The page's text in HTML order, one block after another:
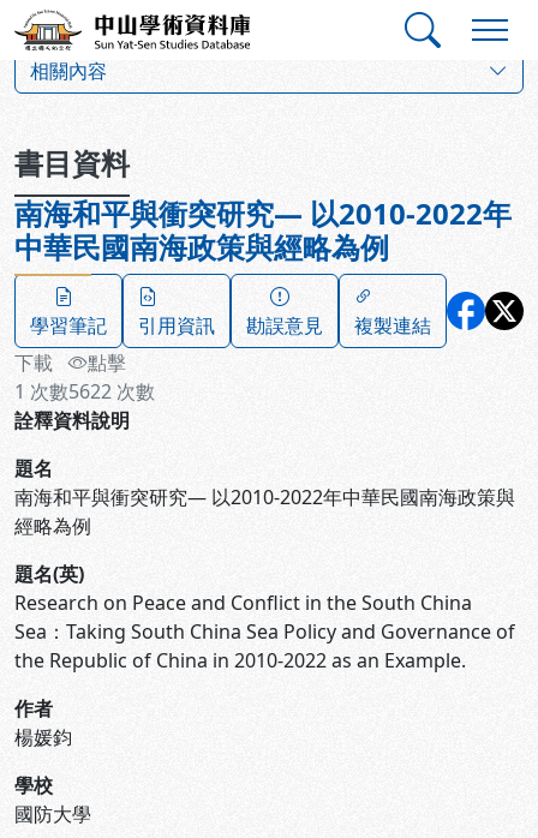
跳到主要內容
中山學術資料庫
相關內容
書目資料
南海和平與衝突研究— 以2010-2022年
中華民國南海政策與經略為例
學習筆記 引用資訊 勘誤意見
複製連結
下載
1 次數
點擊
5622 次數
詮釋資料說明
題名
南海和平與衝突研究— 以2010-2022年中華民國南海政策與
經略為例
題名(英)
Research on Peace and Conflict in the South China
Sea：Taking South China Sea Policy and Governance of
the Republic of China in 2010-2022 as an Example.
作者
楊媛鈞
學校
國防大學